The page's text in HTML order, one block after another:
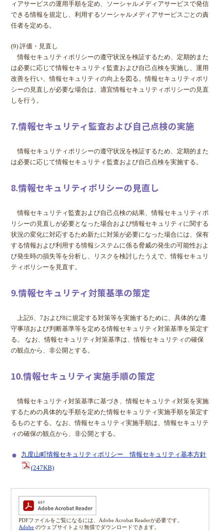
ィアサービスの運用手順を定め、ソーシャルメディアサービスで発信
できる情報を規定し、利用するソーシャルメディアサービスごとの責
任者を定める。
(9) 評価・見直し
情報セキュリティポリシーの遵守状況を検証するため、定期的また
は必要に応じて情報セキュリティ監査および自己点検を実施し、運用
改善を行い、情報セキュリティの向上を図る。情報セキュリティポリ
シーの見直しが必要な場合は、適宜情報セキュリティポリシーの見直
しを行う。
7.情報セキュリティ監査および自己点検の実施
情報セキュリティポリシーの遵守状況を検証するため、定期的また
は必要に応じて情報セキュリティ監査および自己点検を実施する。
8.情報セキュリティポリシーの見直し
情報セキュリティ監査および自己点検の結果、情報セキュリティポ
リシーの見直しが必要となった場合および情報セキュリティに関する
状況の変化に対応するため新たに対策が必要になった場合には、保有
する情報および利用する情報システムに係る脅威の発生の可能性およ
び発生時の損失等を分析し、リスクを検討したうえで、情報セキュリ
ティポリシーを見直す。
9.情報セキュリティ対策基準の策定
上記6、7および8に規定する対策等を実施するために、具体的な遵
守事項および判断基準等を定める情報セキュリティ対策基準を策定す
る。 なお、情報セキュリティ対策基準は、情報セキュリティの確保
の観点から、非公開とする。
10.情報セキュリティ実施手順の策定
情報セキュリティ対策基準に基づき、情報セキュリティ対策を実施
するための具体的な手順を定めた情報セキュリティ実施手順を策定す
るものとする。なお、情報セキュリティ実施手順は、情報セキュリテ
ィの確保の観点から、非公開とする。
九度山町情報セキュリティポリシー 情報セキュリティ基本方針
(247KB)
PDFファイルをご覧になるには、Adobe Acrobat Readerが必要です。
Adobe のウェブサイトより無償でダウンロードできます。